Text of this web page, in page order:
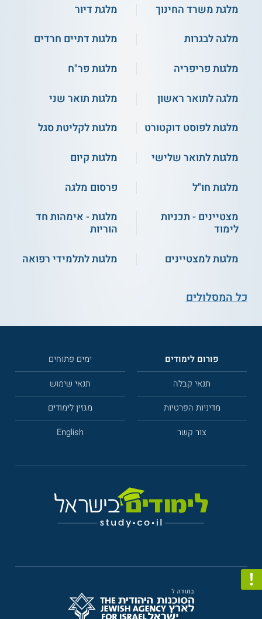
מלגת משרד החינוך
מלגת דיור
מלגה לבגרות
מלגות דתיים חרדים
מלגות פריפריה
מלגות פר"ח
מלגה לתואר ראשון
מלגות תואר שני
מלגות לפוסט דוקטורט
מלגות לקליטת סגל
מלגות לתואר שלישי
מלגות קיום
מלגות חו"ל
פרסום מלגה
מצטיינים - תכניות
לימוד
מלגות - אימהות חד
הוריות
מלגות למצטיינים
מלגות לתלמידי רפואה
כל המסלולים
פורום לימודים
ימים פתוחים
תנאי קבלה
תנאי שימוש
מדיניות הפרטיות
מגזין לימודים
צור קשר
English